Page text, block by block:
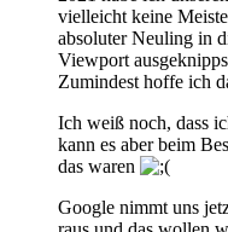
vielleicht keine
absoluter Neuling in
Viewport
Zumindest hoffe ich
Ich weiß noch, dass
kann es aber beim
das waren
Google nimmt uns